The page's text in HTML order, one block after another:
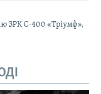
ЗРК С-400 «Тріумф»,